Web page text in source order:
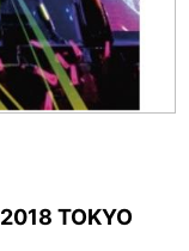
TOKYO